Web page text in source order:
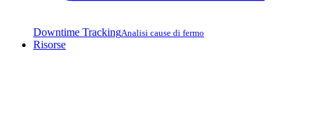
Downtime TrackingAnalisi cause di fermo
Risorse